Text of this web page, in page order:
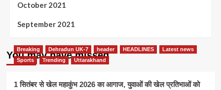
October 2021
September 2021
You may have missed
Breaking Dehradun UK-7 header HEADLINES
Latest news
Sports
Trending Uttarakhand
1 सितंबर से खेल महाकुंभ 2026 का आगाज, युवाओं की खेल प्रतिभाओं को